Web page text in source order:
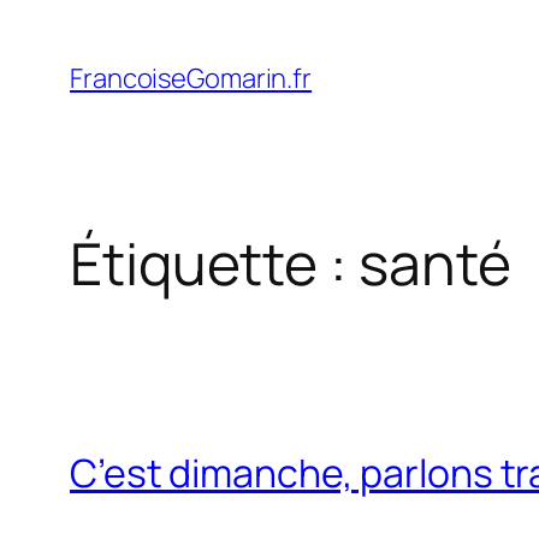
contenu
FrancoiseGomarin.fr
Étiquette : santé
C’est dimanche, parlons